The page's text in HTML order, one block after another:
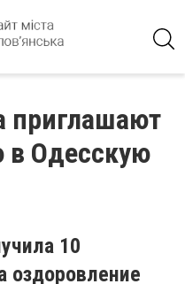
приглашают
в Одесскую
10
оздоровление